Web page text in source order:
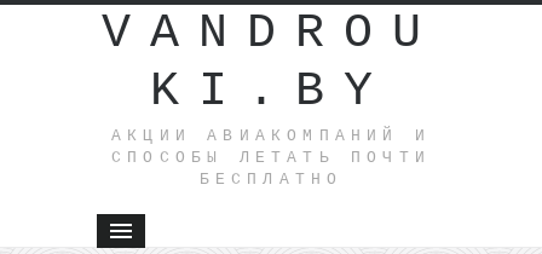
VANDROU
KI.BY
АКЦИИ АВИАКОМПАНИЙ И
СПОСОБЫ ЛЕТАТЬ ПОЧТИ
БЕСПЛАТНО